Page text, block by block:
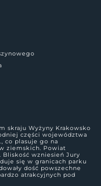
skraju Wyżyny Krakowsko
części województwa
co plasuje go na
ziemskich. Powiat
Bliskość wzniesień Jury
się w granicach parku
dość powszechne
atrakcyjnych pod